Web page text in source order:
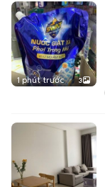
1 phút trước 3